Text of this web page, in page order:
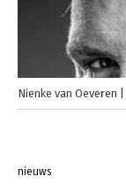
Nienke van Oeveren
nieuws